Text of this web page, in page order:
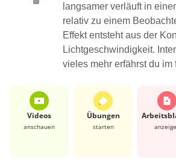
langsamer verläuft in
relativ zu einem
Effekt entsteht aus der
Lichtgeschwindigkeit.
vieles mehr erfährst du im
Videos
anschauen
Übungen
starten